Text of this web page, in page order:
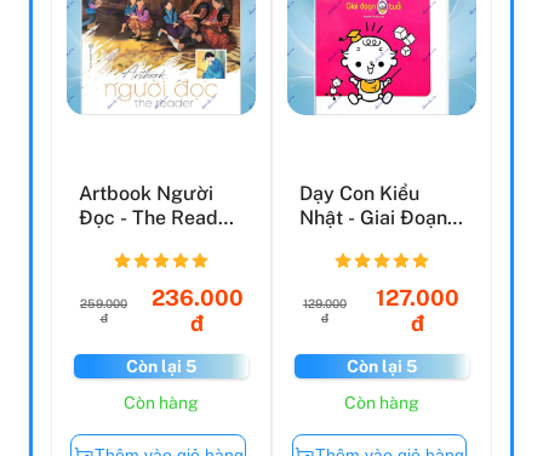
Artbook Người
Đọc - The Reader
Là ...
259.000
đ
236.000
đ
Còn lại 5
Còn hàng
Dạy Con Kiểu
Nhật - Giai Đoạn 0
129.000
đ
127.000
đ
Còn lại 5
Còn hàng